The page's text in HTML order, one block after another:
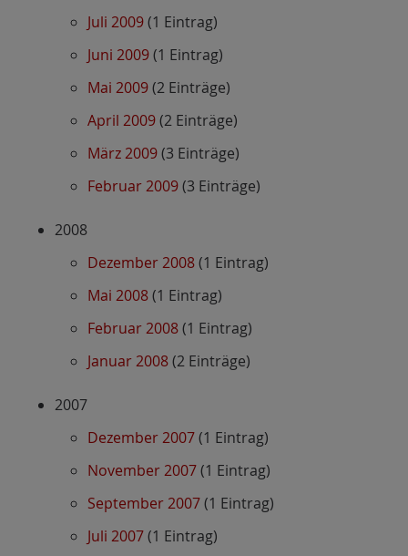
Juli 2009(1 Eintrag)
Juni 2009(1 Eintrag)
Mai 2009(2 Einträge)
April 2009(2 Einträge)
März 2009(3 Einträge)
Februar 2009(3 Einträge)
2008
Dezember 2008(1 Eintrag)
Mai 2008(1 Eintrag)
Februar 2008(1 Eintrag)
Januar 2008(2 Einträge)
2007
Dezember 2007(1 Eintrag)
November 2007(1 Eintrag)
September 2007(1 Eintrag)
Juli 2007(1 Eintrag)